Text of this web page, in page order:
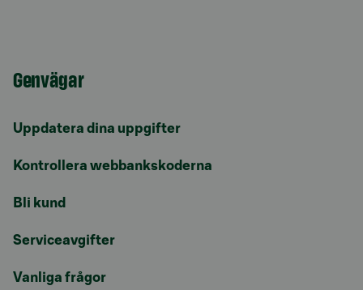
Genvägar
Uppdatera dina uppgifter
Kontrollera webbankskoderna
Bli kund
Serviceavgifter
Vanliga frågor